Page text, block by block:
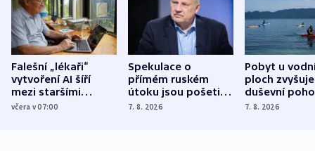
Falešní „lékaři“
vytvoření AI šíří
mezi staršími
Poláky nebezpečné
včera v 07:00
Spekulace o
přímém ruském
útoku jsou pošetilé,
míní estonský
7. 8. 2026
Pobyt u
ploch zvyšuje
duševní
ukázala
7. 8. 2026